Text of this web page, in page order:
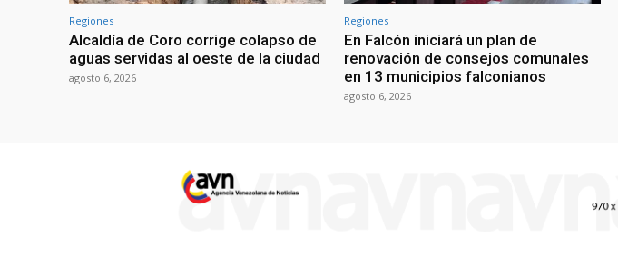
Regiones
Alcaldía de Coro corrige colapso de
aguas servidas al oeste de la ciudad
agosto 6, 2026
Regiones
En Falcón iniciará un plan de
renovación de consejos comunales
en 13 municipios falconianos
agosto 6, 2026